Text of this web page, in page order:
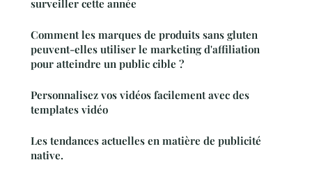
surveiller cette année
Comment les marques de produits sans gluten
peuvent-elles utiliser le marketing d'affiliation
pour atteindre un public cible ?
Personnalisez vos vidéos facilement avec des
templates vidéo
Les tendances actuelles en matière de publicité
native.